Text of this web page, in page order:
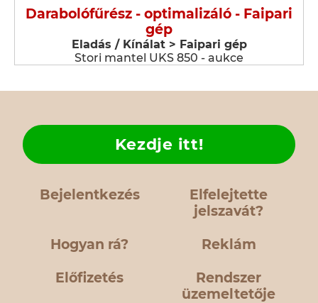
Darabolófűrész - optimalizáló - Faipari
gép
Eladás / Kínálat > Faipari gép
Stori mantel UKS 850 - aukce
Bejelentkezés
Elfelejtette
jelszavát?
Hogyan rá?
Kezdje itt!
Reklám
Előfizetés
Rendszer
üzemeltetője